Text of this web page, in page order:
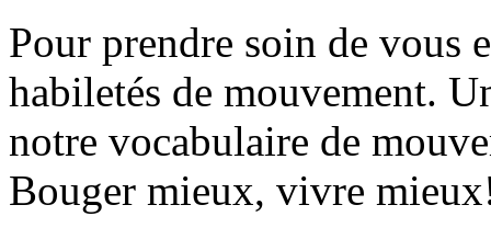
Pour prendre soin de vous
habiletés de mouvement.
notre vocabulaire de
Bouger mieux, vivre